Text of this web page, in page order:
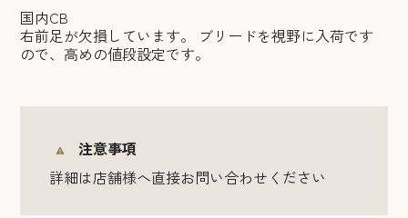
国内CB
右前足が欠損しています。 ブリードを視野に入荷です
ので、高めの値段設定です。
注意事項
詳細は店舗様へ直接お問い合わせください